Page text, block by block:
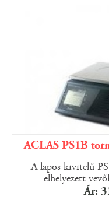
ACLAS PS1B
A lapos kivitelű
elhelyezett
Ár: